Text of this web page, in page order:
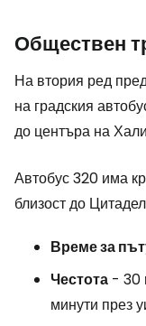
Обществен
На втория ред
на градския
до центъра на
Автобус 320 има
близост до
Време за
Честота - 30
минути през